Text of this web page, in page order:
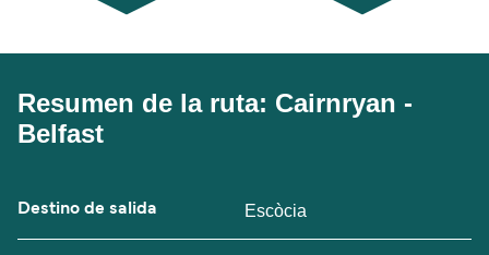
Resumen de la ruta: Cairnryan -
Belfast
Destino de salida Escòcia